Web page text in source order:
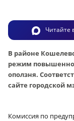
Читайте
В районе
режим
оползня.
сайте городской
Комиссия по